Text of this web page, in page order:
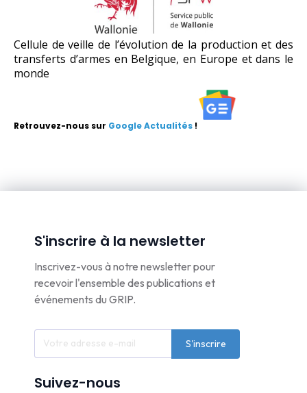
Cellule de veille de l’évolution de la production et des
transferts d’armes en Belgique, en Europe et dans le
monde
Retrouvez-nous sur Google Actualités !
S'inscrire à la newsletter
Inscrivez-vous à notre newsletter pour
recevoir l'ensemble des publications et
événements du GRIP.
S'inscrire
Suivez-nous